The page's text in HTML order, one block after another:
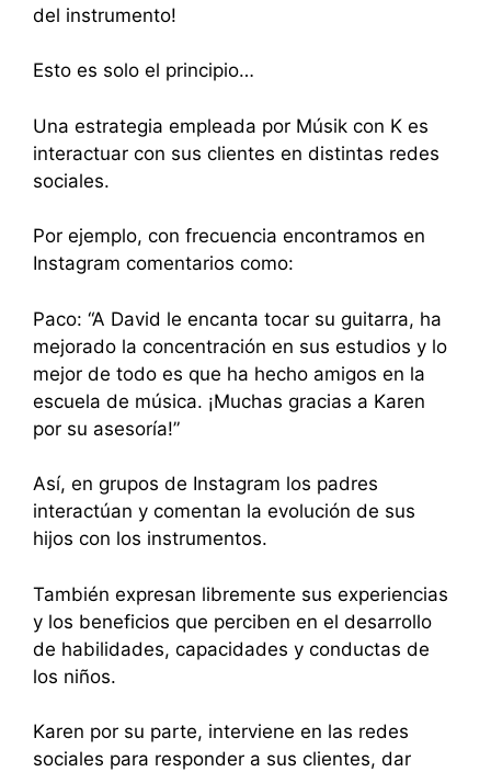
del instrumento!
Esto es solo el principio…
Una estrategia empleada por Músik con K es
interactuar con sus clientes en distintas redes
sociales.
Por ejemplo, con frecuencia encontramos en
Instagram comentarios como:
Paco: “A David le encanta tocar su guitarra, ha
mejorado la concentración en sus estudios y lo
mejor de todo es que ha hecho amigos en la
escuela de música. ¡Muchas gracias a Karen
por su asesoría!”
Así, en grupos de Instagram los padres
interactúan y comentan la evolución de sus
hijos con los instrumentos.
También expresan libremente sus experiencias
y los beneficios que perciben en el desarrollo
de habilidades, capacidades y conductas de
los niños.
Karen por su parte, interviene en las redes
sociales para responder a sus clientes, dar